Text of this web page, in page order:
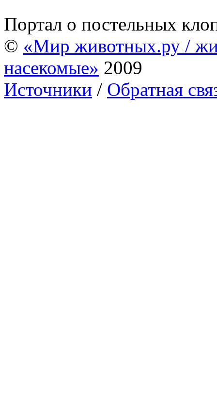
Портал о постельных
© «Мир животных.ру /
насекомые» 2009
Источники / Обратная